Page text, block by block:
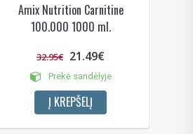
Amix Nutrition Carnitine
100.000 1000 ml.
32.95€ 21.49€
Prekė sandėlyje
Į KREPŠELĮ